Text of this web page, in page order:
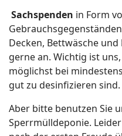
Sachspenden in Form
Decken, Bettwäsche
gerne an. Wichtig ist
möglichst bei
gut zu desinfizieren sind.
Aber bitte benutzen Sie
Sperrmülldeponie.